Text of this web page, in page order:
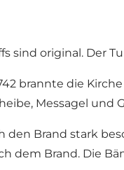
sind original. Der
brannte die
Messagel und
den Brand stark
dem Brand. Die